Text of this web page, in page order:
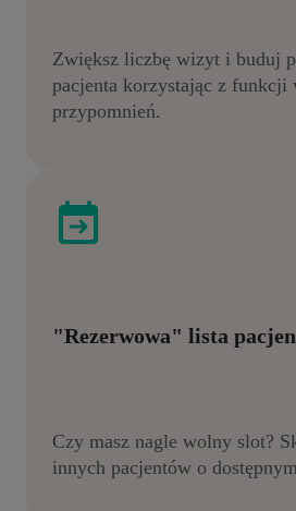
Zwiększ liczbę wizyt i buduj
pacjenta korzystając z
przypomnień.
"Rezerwowa" lista
Czy masz nagle wolny slot?
innych pacjentów o